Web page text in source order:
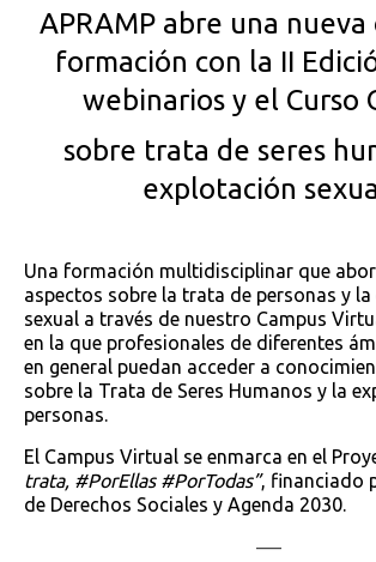
APRAMP abre una
formación con la II
webinarios y el Curso
sobre trata de seres
explotación
Una formación multidisciplinar que
aspectos sobre la trata de personas y
sexual a través de nuestro Campus
en la que profesionales de diferentes
en general puedan acceder a
sobre la Trata de Seres Humanos y la
personas.
El Campus Virtual se enmarca en el
trata, #PorEllas #PorTodas”, financiado
de Derechos Sociales y Agenda 2030.
—–